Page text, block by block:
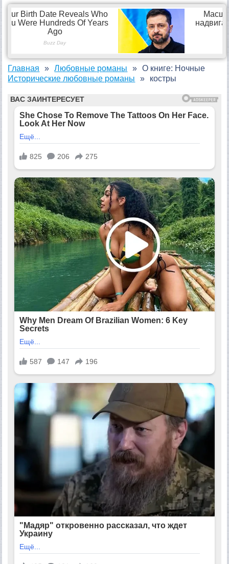
Главная
Любовные романы
Исторические любовные романы
О книге: Ночные
костры